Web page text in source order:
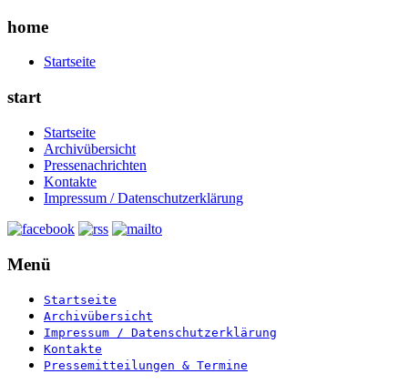
home
Startseite
start
Startseite
Archivübersicht
Pressenachrichten
Kontakte
Impressum / Datenschutzerklärung
Menü
Startseite
Archivübersicht
Impressum / Datenschutzerklärung
Kontakte
Pressemitteilungen & Termine